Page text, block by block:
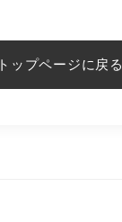
トップページに戻る